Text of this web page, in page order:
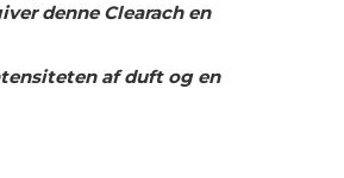
denne Clearach en
af ​​duft og en